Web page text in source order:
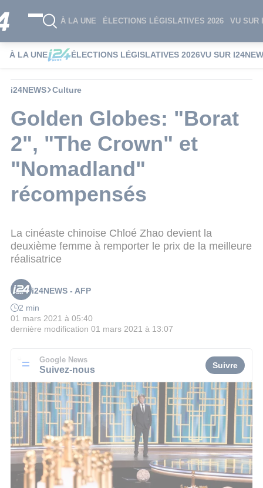
À LA UNE ÉLECTIONS LÉGISLATIVES 2026 VU SUR
À LA UNE ÉLECTIONS LÉGISLATIVES 2026VU SUR
i24NEWS Culture
Golden Globes: "Borat
2", "The Crown" et
"Nomadland"
récompensés
La cinéaste chinoise Chloé Zhao devient la
deuxième femme à remporter le prix de la meilleure
réalisatrice
i24NEWS - AFP
2 min
01 mars 2021 à 05:40
dernière modification 01 mars 2021 à 13:07
Google News
Suivez-nous Suivre